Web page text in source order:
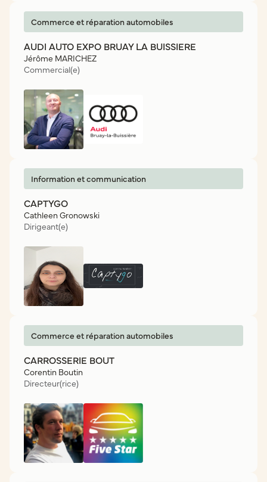
Commerce et réparation automobiles
AUDI AUTO EXPO BRUAY LA BUISSIERE
Jérôme MARICHEZ
Commercial(e)
Information et communication
CAPTYGO
Cathleen Gronowski
Dirigeant(e)
Commerce et réparation automobiles
CARROSSERIE BOUT
Corentin Boutin
Directeur(rice)